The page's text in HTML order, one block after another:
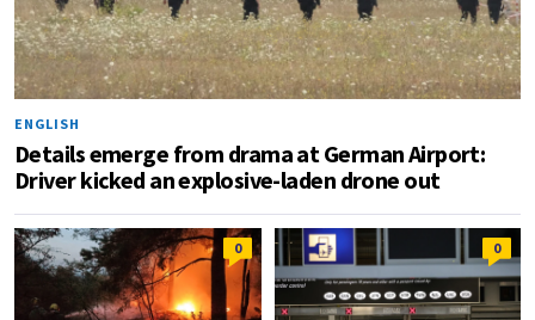
ENGLISH
Details emerge from drama at German Airport:
Driver kicked an explosive-laden drone out
0 0